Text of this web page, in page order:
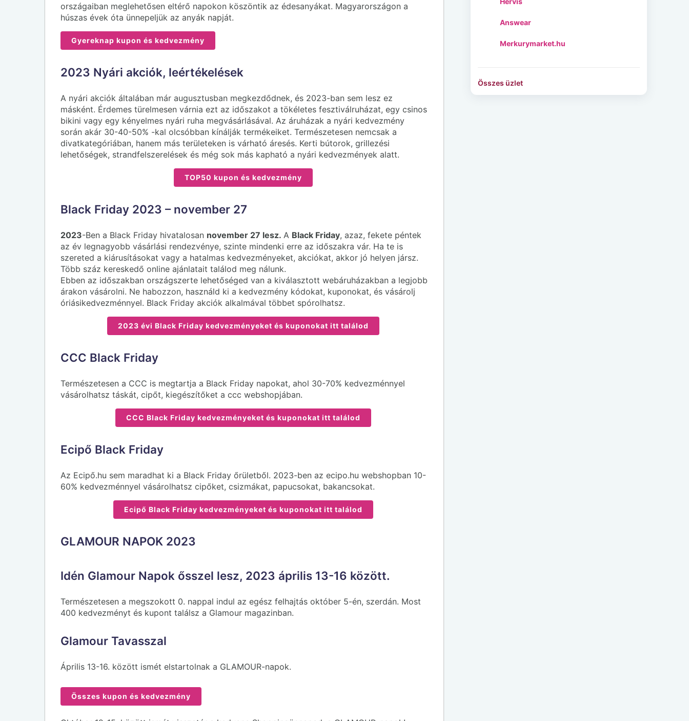
országaiban meglehetősen eltérő napokon köszöntik az édesanyákat. Magyarországon a
húszas évek óta ünnepeljük az anyák napját.
Gyereknap kupon és kedvezmény
2023 Nyári akciók, leértékelések
A nyári akciók általában már augusztusban megkezdődnek, és 2023-ban sem lesz ez
másként. Érdemes türelmesen várnia ezt az időszakot a tökéletes fesztiválruházat, egy csinos
bikini vagy egy kényelmes nyári ruha megvásárlásával. Az áruházak a nyári kedvezmény
során akár 30-40-50% -kal olcsóbban kínálják termékeiket. Természetesen nemcsak a
divatkategóriában, hanem más területeken is várható áresés. Kerti bútorok, grillezési
lehetőségek, strandfelszerelések és még sok más kapható a nyári kedvezmények alatt.
TOP50 kupon és kedvezmény
Black Friday 2023 – november 27
2023-Ben a Black Friday hivatalosan november 27 lesz. A Black Friday, azaz, fekete péntek
az év legnagyobb vásárlási rendezvénye, szinte mindenki erre az időszakra vár. Ha te is
szereted a kiárusításokat vagy a hatalmas kedvezményeket, akciókat, akkor jó helyen jársz.
Több száz kereskedő online ajánlatait találod meg nálunk.
Ebben az időszakban országszerte lehetőséged van a kiválasztott webáruházakban a legjobb
árakon vásárolni. Ne habozzon, használd ki a kedvezmény kódokat, kuponokat, és vásárolj
óriásikedvezménnyel. Black Friday akciók alkalmával többet spórolhatsz.
2023 évi Black Friday kedvezményeket és kuponokat itt találod
CCC Black Friday
Természetesen a CCC is megtartja a Black Friday napokat, ahol 30-70% kedvezménnyel
vásárolhatsz táskát, cipőt, kiegészítőket a ccc webshopjában.
CCC Black Friday kedvezményeket és kuponokat itt találod
Ecipő Black Friday
Az Ecipő.hu sem maradhat ki a Black Friday őrületből. 2023-ben az ecipo.hu webshopban 10-
60% kedvezménnyel vásárolhatsz cipőket, csizmákat, papucsokat, bakancsokat.
Ecipő Black Friday kedvezményeket és kuponokat itt találod
GLAMOUR NAPOK 2023
Idén Glamour Napok ősszel lesz, 2023 április 13-16 között.
Természetesen a megszokott 0. nappal indul az egész felhajtás október 5-én, szerdán. Most
400 kedvezményt és kupont találsz a Glamour magazinban.
Glamour Tavasszal
Április 13-16. között ismét elstartolnak a GLAMOUR-napok.
Összes kupon és kedvezmény
Answear
Merkurymarket.hu
Összes üzlet